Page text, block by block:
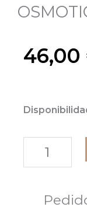
46,00
FCIA.
VIEJA
FLUIDO